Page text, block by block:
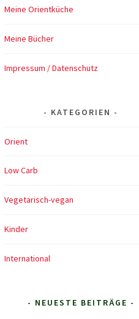
Meine Orientküche
Meine Bücher
Impressum / Datenschutz
KATEGORIEN
Orient
Low Carb
Vegetarisch-vegan
Kinder
International
- NEUESTE BEITRÄGE -